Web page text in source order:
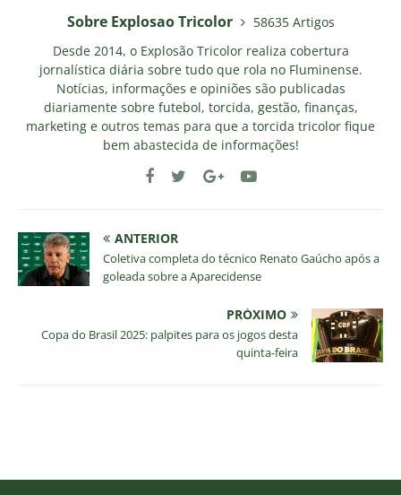
Sobre Explosao Tricolor
58635 Artigos
Desde 2014, o Explosão Tricolor realiza cobertura
jornalística diária sobre tudo que rola no Fluminense.
Notícias, informações e opiniões são publicadas
diariamente sobre futebol, torcida, gestão, finanças,
marketing e outros temas para que a torcida tricolor fique
bem abastecida de informações!
ANTERIOR
Coletiva completa do técnico Renato Gaúcho após a
goleada sobre a Aparecidense
PRÓXIMO
Copa do Brasil 2025: palpites para os jogos desta
quinta-feira